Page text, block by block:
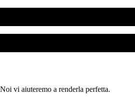
vi aiuteremo a renderla perfetta.